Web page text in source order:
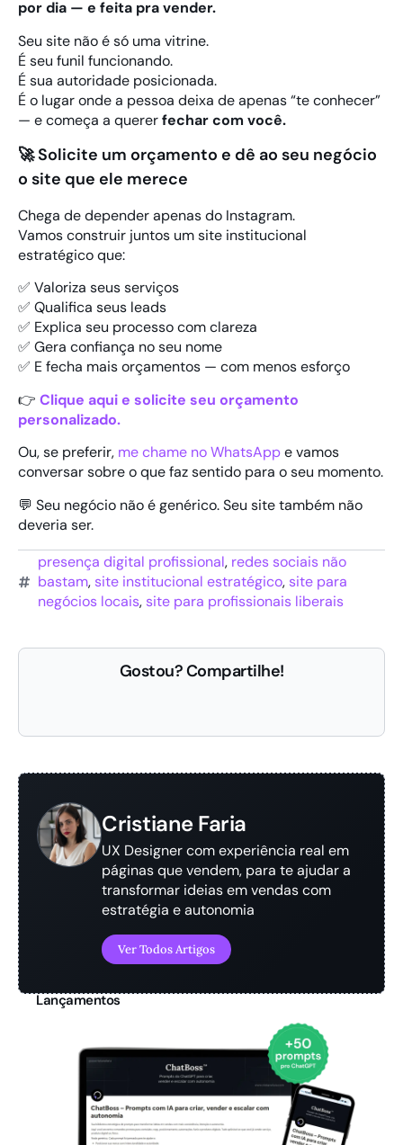
por dia — e feita pra vender.
Seu site não é só uma vitrine.
É seu funil funcionando.
É sua autoridade posicionada.
É o lugar onde a pessoa deixa de apenas “te conhecer”
— e começa a quererfechar com você.
🚀 Solicite um orçamento e dê ao seu negócio
o site que ele merece
Chega de depender apenas do Instagram.
Vamos construir juntos um site institucional
estratégico que:
✅ Valoriza seus serviços
✅ Qualifica seus leads
✅ Explica seu processo com clareza
✅ Gera confiança no seu nome
✅ E fecha mais orçamentos — com menos esforço
👉 Clique aqui e solicite seu orçamento
personalizado.
Ou, se preferir, me chame no WhatsAppe vamos
conversar sobre o que faz sentido para o seu momento.
💬 Seu negócio não é genérico. Seu site também não
deveria ser.
presença digital profissional, redes sociais não
bastam, site institucional estratégico, site para
negócios locais, site para profissionais liberais
Gostou? Compartilhe!
Cristiane Faria
UX Designer com experiência real em
páginas que vendem, para te ajudar a
transformar ideias em vendas com
estratégia e autonomia
Ver Todos Artigos
Lançamentos